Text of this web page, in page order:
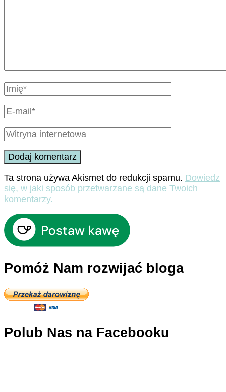
Ta strona używa Akismet do redukcji spamu. Dowiedz
się, w jaki sposób przetwarzane są dane Twoich
komentarzy.
Pomóż Nam rozwijać bloga
Polub Nas na Facebooku